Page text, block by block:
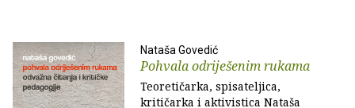
Nataša Govedić
Pohvala odriješenim rukama
Teoretičarka, spisateljica,
kritičarka i aktivistica Nataša